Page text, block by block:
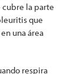
la parte
que
una área
respira